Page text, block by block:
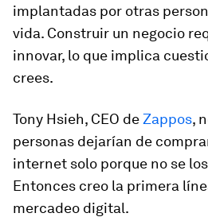
implantadas por otras
vida. Construir un negocio
innovar, lo que implica
crees.
Tony Hsieh, CEO deZappos,
personas dejarían de
internet solo porque no se
Entonces creo la primera
mercadeo digital.